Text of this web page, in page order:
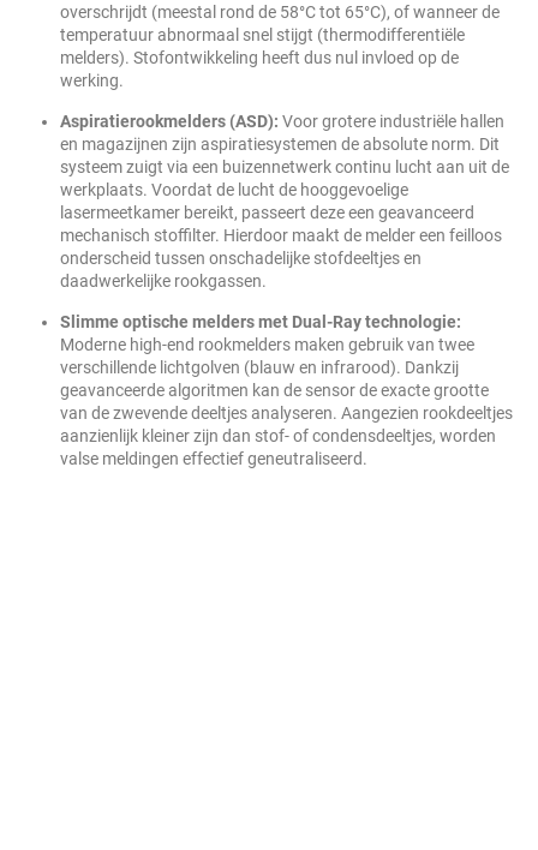
overschrijdt (meestal rond de 58°C tot 65°C), of wanneer de
temperatuur abnormaal snel stijgt (thermodifferentiële
melders). Stofontwikkeling heeft dus nul invloed op de
werking.
Aspiratierookmelders (ASD): Voor grotere industriële hallen
en magazijnen zijn aspiratiesystemen de absolute norm. Dit
systeem zuigt via een buizennetwerk continu lucht aan uit de
werkplaats. Voordat de lucht de hooggevoelige
lasermeetkamer bereikt, passeert deze een geavanceerd
mechanisch stoffilter. Hierdoor maakt de melder een feilloos
onderscheid tussen onschadelijke stofdeeltjes en
daadwerkelijke rookgassen.
Slimme optische melders met Dual-Ray technologie:
Moderne high-end rookmelders maken gebruik van twee
verschillende lichtgolven (blauw en infrarood). Dankzij
geavanceerde algoritmen kan de sensor de exacte grootte
van de zwevende deeltjes analyseren. Aangezien rookdeeltjes
aanzienlijk kleiner zijn dan stof- of condensdeeltjes, worden
valse meldingen effectief geneutraliseerd.